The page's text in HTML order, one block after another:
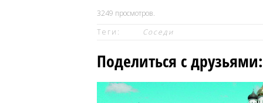
3249 просмотров.
Теги:
Соседи
Поделиться с друзьями: